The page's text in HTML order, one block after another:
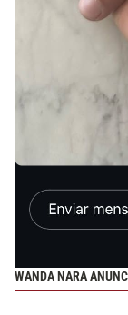
WANDA NARA